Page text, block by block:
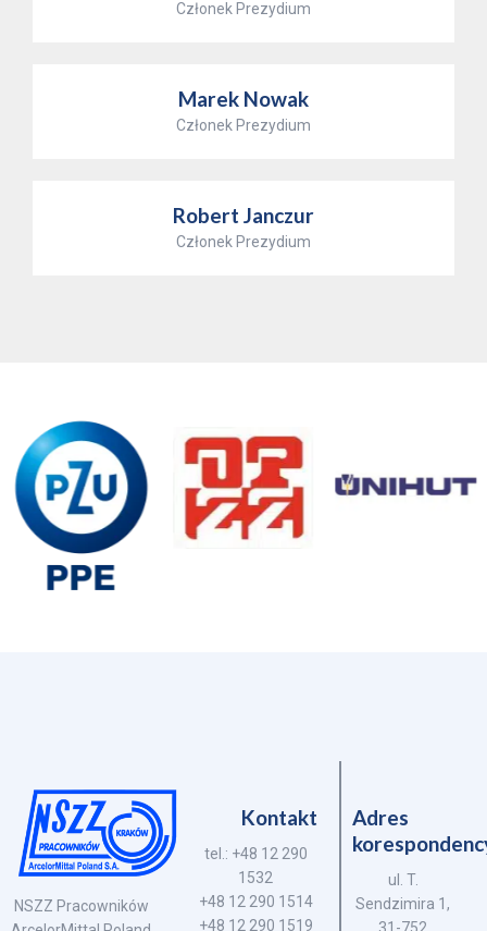
Członek Prezydium
Marek Nowak
Członek Prezydium
Robert Janczur
Członek Prezydium
NSZZ Pracowników
Kontakt
tel.: +48 12 290
1532
+48 12 290 1514
+48 12 290 1519
Adres
ul. T.
Sendzimira 1,